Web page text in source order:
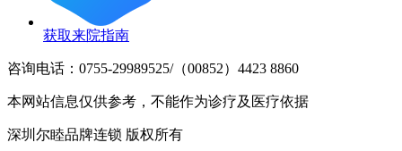
获取来院指南
咨询电话：0755-29989525/（00852）4423 8860
本网站信息仅供参考，不能作为诊疗及医疗依据
深圳尔睦品牌连锁 版权所有